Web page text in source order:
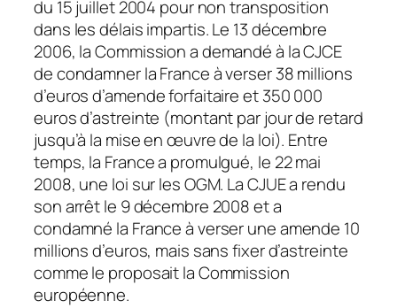
du 15 juillet 2004 pour non transposition
dans les délais impartis. Le 13 décembre
2006, la Commission a demandé à la CJCE
de condamner la France à verser 38 millions
d’euros d’amende forfaitaire et 350 000
euros d’astreinte (montant par jour de retard
jusqu’à la mise en œuvre de la loi). Entre
temps, la France a promulgué, le 22 mai
2008, une loi sur les OGM. La CJUE a rendu
son arrêt le 9 décembre 2008 et a
condamné la France à verser une amende 10
millions d’euros, mais sans fixer d’astreinte
comme le proposait la Commission
européenne.